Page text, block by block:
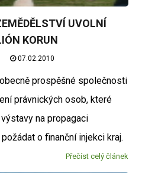
UVOLNÍ
KORUN
07.02.2010
prospěšné společnosti
právnických osob, které
na propagaci
o finanční injekci kraj.
Přečíst celý článek